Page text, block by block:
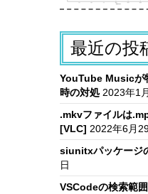
最近の投
YouTube Musicが
時の対処 2023年1
.mkvファイルは
[VLC] 2022年6月
siunitxパッケージ
日
VSCodeの検索範